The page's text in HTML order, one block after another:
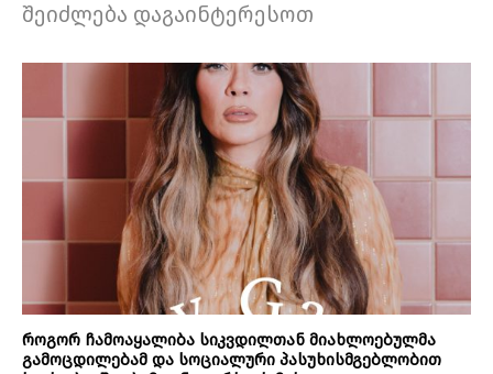
შეიძლება დაგაინტერესოთ
როგორ ჩამოაყალიბა სიკვდილთან მიახლოებულმა
გამოცდილებამ და სოციალური პასუხისმგებლობით